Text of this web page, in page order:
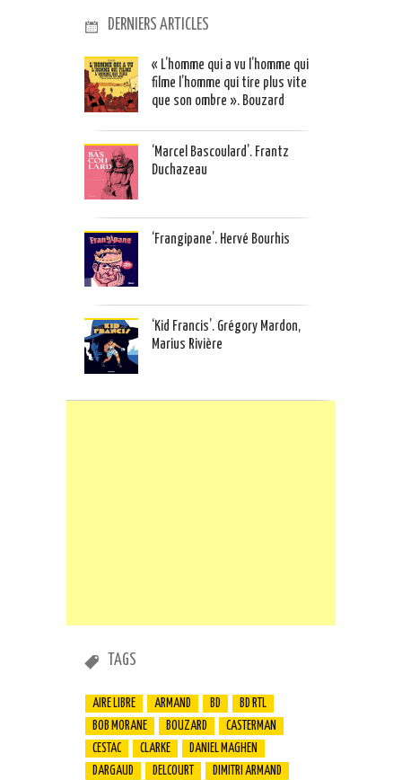
DERNIERS ARTICLES
« L’homme qui a vu l’homme qui
filme l’homme qui tire plus vite
que son ombre ». Bouzard
‘Marcel Bascoulard’. Frantz
Duchazeau
‘Frangipane’. Hervé Bourhis
‘Kid Francis’. Grégory Mardon,
Marius Rivière
TAGS
AIRE LIBRE ARMAND BD
BD RTL
BOB MORANE
BOUZARD
CASTERMAN
CESTAC
CLARKE
DANIEL MAGHEN
DARGAUD
DELCOURT
DIMITRI ARMAND